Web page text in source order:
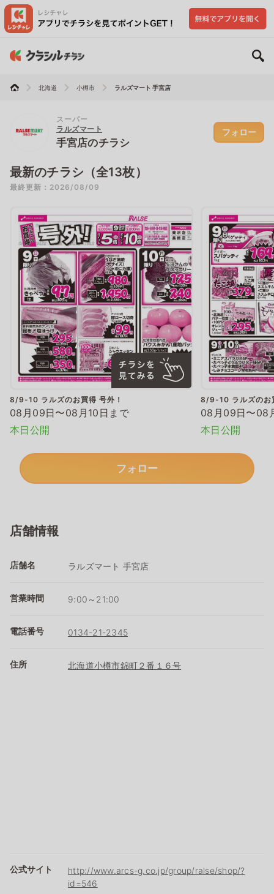
北海道 小樽市 ラルズマート 手宮店
スーパー
ラルズマート
手宮店のチラシ
フォロー
最新のチラシ（全13枚）
最終更新：2026/08/09
8/9-10 ラルズのお買得 号外！
08月09日〜08月10日まで
本日公開
8/9-10 ラルズのお
08月09日〜08
本日公開
フォロー
店舗情報
店舗名 ラルズマート 手宮店
営業時間 9:00～21:00
電話番号 0134-21-2345
住所 北海道小樽市錦町２番１６号
公式サイト
http://www.arcs-g.co.jp/group/ralse/shop/?
id=546